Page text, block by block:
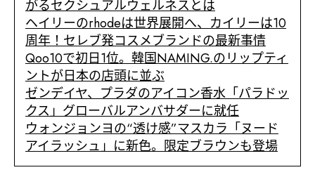
がるセクシュアルウェルネスとは
ヘイリーのrhodeは世界展開へ、カイリーは10
周年！セレブ発コスメブランドの最新事情
Qoo10で初日1位。韓国NAMING.のリップティ
ントが日本の店頭に並ぶ
ゼンデイヤ、プラダのアイコン香水「パラドッ
クス」グローバルアンバサダーに就任
ウォンジョンヨの“透け感”マスカラ「ヌード
アイラッシュ」に新色。限定ブラウンも登場